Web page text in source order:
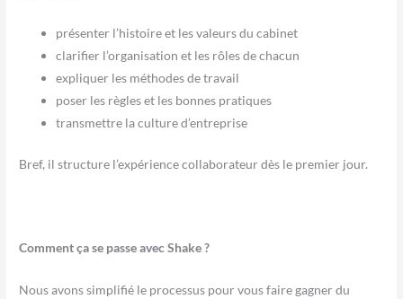
présenter l’histoire et les valeurs du cabinet
clarifier l’organisation et les rôles de chacun
expliquer les méthodes de travail
poser les règles et les bonnes pratiques
transmettre la culture d’entreprise
Bref, il structure l’expérience collaborateur dès le premier jour.
Comment ça se passe avec Shake ?
Nous avons simplifié le processus pour vous faire gagner du